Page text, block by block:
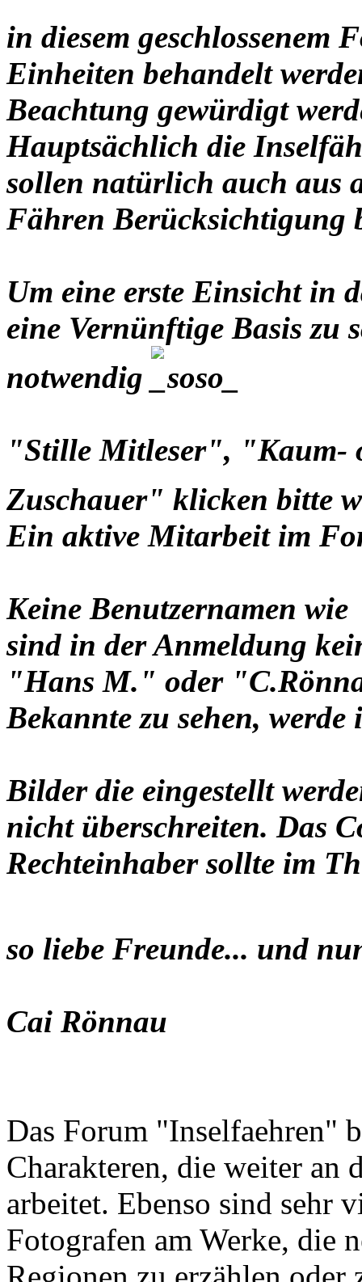
in diesem geschlossenem
Einheiten behandelt
Beachtung gewürdigt
Hauptsächlich die
sollen natürlich auch aus
Fähren Berücksichtigung
Um eine erste Einsicht in
eine Vernünftige Basis zu
notwendig
"Stille Mitleser", "Kaum-
Zuschauer" klicken bitte
Ein aktive Mitarbeit im
Keine Benutzernamen
sind in der Anmeldung
"Hans M." oder
Bekannte zu sehen,
Bilder die eingestellt
nicht überschreiten. Das
Rechteinhaber sollte im
so liebe Freunde... und
Cai Rönnau
Das Forum "Inselfaehren"
Charakteren, die weiter an
arbeitet. Ebenso sind sehr
Fotografen am Werke, die